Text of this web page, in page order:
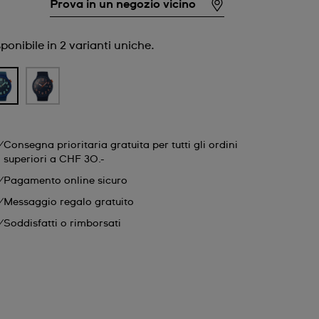
Prova in un negozio vicino
in 2 varianti uniche.
Consegna prioritaria gratuita per tutti gli ordini
superiori a CHF 30.-
Pagamento online sicuro
Messaggio regalo gratuito
Soddisfatti o rimborsati